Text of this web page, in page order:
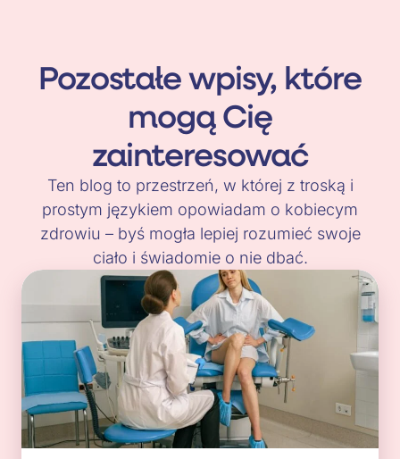
Pozostałe wpisy, które
mogą Cię
zainteresować
Ten blog to przestrzeń, w której z troską i
prostym językiem opowiadam o kobiecym
zdrowiu – byś mogła lepiej rozumieć swoje
ciało i świadomie o nie dbać.